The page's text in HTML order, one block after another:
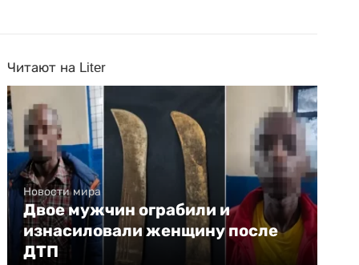
Читают на Liter
Новости мира
Двое мужчин ограбили и
изнасиловали женщину после
ДТП